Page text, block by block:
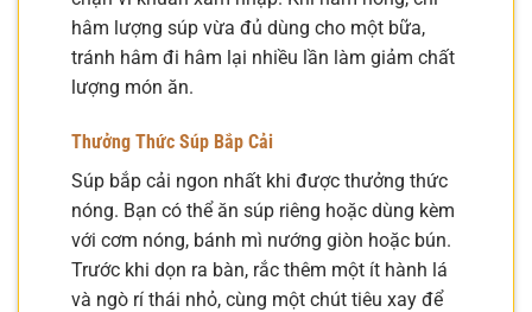
hâm lượng súp vừa đủ dùng cho một bữa,
tránh hâm đi hâm lại nhiều lần làm giảm chất
lượng món ăn.
Thưởng Thức Súp Bắp Cải
Súp bắp cải ngon nhất khi được thưởng thức
nóng. Bạn có thể ăn súp riêng hoặc dùng kèm
với cơm nóng, bánh mì nướng giòn hoặc bún.
Trước khi dọn ra bàn, rắc thêm một ít hành lá
và ngò rí thái nhỏ, cùng một chút tiêu xay để